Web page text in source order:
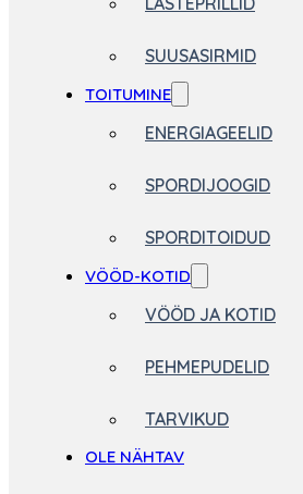
SUUSASIRMID
TOITUMINE
ENERGIAGEELID
SPORDIJOOGID
SPORDITOIDUD
VÖÖD-KOTID
VÖÖD JA KOTID
PEHMEPUDELID
TARVIKUD
OLE NÄHTAV